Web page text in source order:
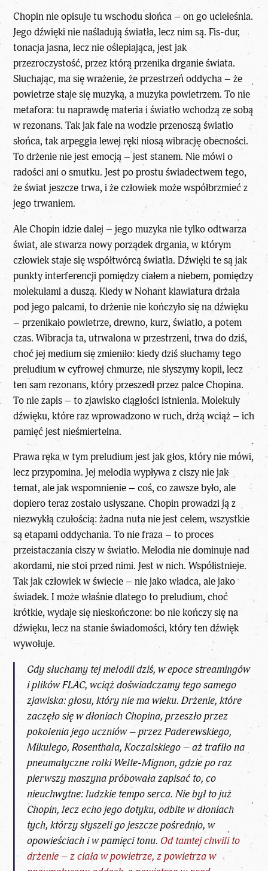
Chopin nie opisuje tu wschodu słońca – on go ucieleśnia.
Jego dźwięki nie naśladują światła, lecz nim są. Fis-dur,
tonacja jasna, lecz nie oślepiająca, jest jak
przezroczystość, przez którą przenika drganie świata.
Słuchając, ma się wrażenie, że przestrzeń oddycha – że
powietrze staje się muzyką, a muzyka powietrzem. To nie
metafora: tu naprawdę materia i światło wchodzą ze sobą
w rezonans. Tak jak fale na wodzie przenoszą światło
słońca, tak arpeggia lewej ręki niosą wibrację obecności.
To drżenie nie jest emocją – jest stanem. Nie mówi o
radości ani o smutku. Jest po prostu świadectwem tego,
że świat jeszcze trwa, i że człowiek może współbrzmieć z
jego trwaniem.
Ale Chopin idzie dalej – jego muzyka nie tylko odtwarza
świat, ale stwarza nowy porządek drgania, w którym
człowiek staje się współtwórcą światła. Dźwięki te są jak
punkty interferencji pomiędzy ciałem a niebem, pomiędzy
molekułami a duszą. Kiedy w Nohant klawiatura drżała
pod jego palcami, to drżenie nie kończyło się na dźwięku
– przenikało powietrze, drewno, kurz, światło, a potem
czas. Wibracja ta, utrwalona w przestrzeni, trwa do dziś,
choć jej medium się zmieniło: kiedy dziś słuchamy tego
preludium w cyfrowej chmurze, nie słyszymy kopii, lecz
ten sam rezonans, który przeszedł przez palce Chopina.
To nie zapis – to zjawisko ciągłości istnienia. Molekuły
dźwięku, które raz wprowadzono w ruch, drżą wciąż – ich
pamięć jest nieśmiertelna.
Prawa ręka w tym preludium jest jak głos, który nie mówi,
lecz przypomina. Jej melodia wypływa z ciszy nie jak
temat, ale jak wspomnienie – coś, co zawsze było, ale
dopiero teraz zostało usłyszane. Chopin prowadzi ją z
niezwykłą czułością: żadna nuta nie jest celem, wszystkie
są etapami oddychania. To nie fraza – to proces
przeistaczania ciszy w światło. Melodia nie dominuje nad
akordami, nie stoi przed nimi. Jest w nich. Współistnieje.
Tak jak człowiek w świecie – nie jako władca, ale jako
świadek. I może właśnie dlatego to preludium, choć
krótkie, wydaje się nieskończone: bo nie kończy się na
dźwięku, lecz na stanie świadomości, który ten dźwięk
wywołuje.
Gdy słuchamy tej melodii dziś, w epoce streamingów
i plików FLAC, wciąż doświadczamy tego samego
zjawiska: głosu, który nie ma wieku. Drżenie, które
zaczęło się w dłoniach Chopina, przeszło przez
pokolenia jego uczniów – przez Paderewskiego,
Mikulego, Rosenthala, Koczalskiego – aż trafiło na
pneumatyczne rolki Welte-Mignon, gdzie po raz
pierwszy maszyna próbowała zapisać to, co
nieuchwytne: ludzkie tempo serca. Nie był to już
Chopin, lecz echo jego dotyku, odbite w dłoniach
tych, którzy słyszeli go jeszcze pośrednio, w
opowieściach i w pamięci tonu. Od tamtej chwili to
drżenie – z ciała w powietrze, z powietrza w